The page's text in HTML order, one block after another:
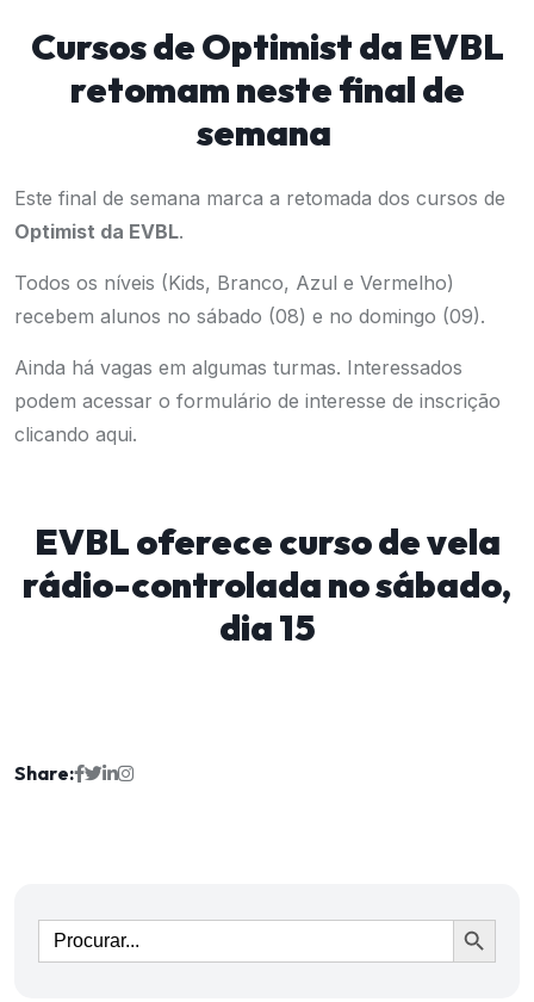
Cursos de Optimist da EVBL
retomam neste final de
semana
Este final de semana marca a retomada dos cursos de
Optimist da EVBL.
Todos os níveis (Kids, Branco, Azul e Vermelho)
recebem alunos no sábado (08) e no domingo (09).
Ainda há vagas em algumas turmas. Interessados
podem acessar o formulário de interesse de inscrição
clicando aqui.
EVBL oferece curso de vela
rádio-controlada no sábado,
dia 15
Share:
Ir